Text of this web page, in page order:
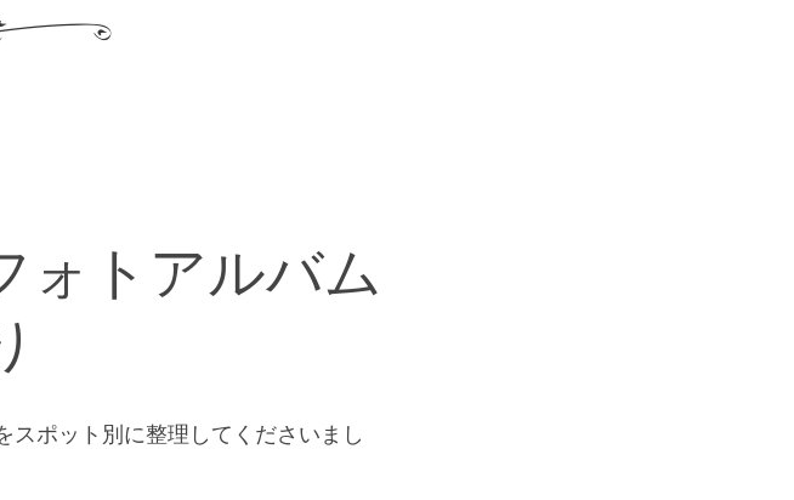
ォトアルバム
スポット別に整理してくださいまし